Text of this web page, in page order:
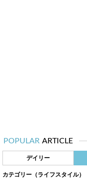
POPULAR ARTICLE
デイリー
カテゴリー（ライフスタイル）